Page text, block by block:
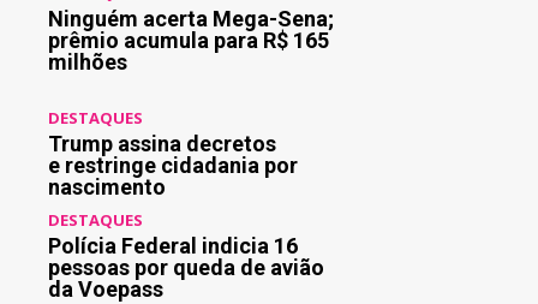
Ninguém acerta Mega-Sena;
prêmio acumula para R$ 165
milhões
DESTAQUES
Trump assina decretos
e restringe cidadania por
nascimento
DESTAQUES
Polícia Federal indicia 16
pessoas por queda de avião
da Voepass